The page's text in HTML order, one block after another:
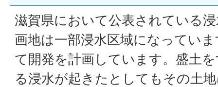
滋賀県において公表されている
画地は一部浸水区域になってい
て開発を計画しています。盛土
る浸水が起きたとしてもその土